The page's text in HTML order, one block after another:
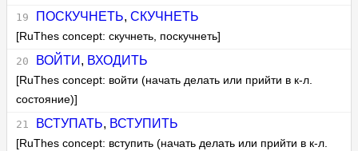
ПОСКУЧНЕТЬ, СКУЧНЕТЬ
[RuThes concept: скучнеть, поскучнеть]
ВОЙТИ , ВХОДИТЬ
[RuThes concept: войти (начать делать или прийти в к-л.
состояние)]
ВСТУПАТЬ, ВСТУПИТЬ
[RuThes concept: вступить (начать делать или прийти в к-л.